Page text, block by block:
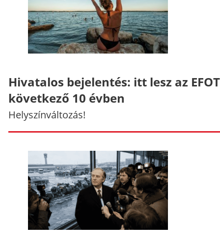
Hivatalos bejelentés: itt lesz az
következő 10 évben
Helyszínváltozás!